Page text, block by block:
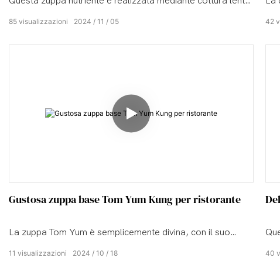
2024 11 05
85 visualizzazioni 42
Gustosa zuppa base Tom Yum Kung per ristorante
La zuppa Tom Yum è semplicemente divina, con il suo
cucchiaio è un'esplosione di freschezza tropicale
2024 10 18
11 visualizzazioni 40